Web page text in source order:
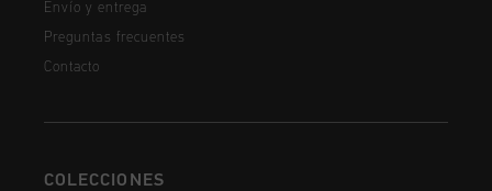
Envío y entrega
Preguntas frecuentes
Contacto
COLECCIONES